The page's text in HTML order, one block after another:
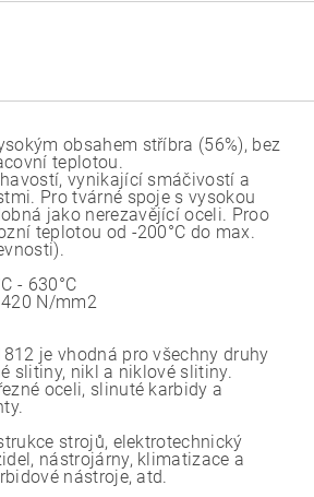
obsahem stříbra (56%), bez
teplotou.
vynikající smáčivostí a
Pro tvárné spoje s vysokou
jako nerezavějící oceli. Proo
teplotou od -200°C do max.
- 630°C
N/mm2
je vhodná pro všechny druhy
slitiny, nikl a niklové slitiny.
oceli, slinuté karbidy a
strojů, elektrotechnický
nástrojárny, klimatizace a
nástroje, atd.